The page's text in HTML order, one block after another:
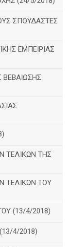
ΣΠΟΥΔΑΣΤΕΣ
ΕΜΠΕΙΡΙΑΣ
ΤΕΛΙΚΩΝ ΤΗΣ
ΤΕΛΙΚΩΝ ΤΟΥ
(13/4/2018)
4/2018)